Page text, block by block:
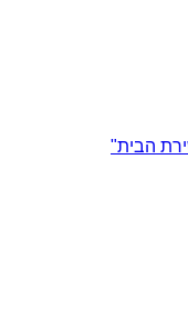
הבית"